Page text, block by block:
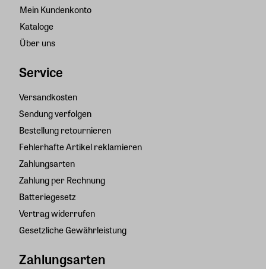
Mein Kundenkonto
Kataloge
Über uns
Service
Versandkosten
Sendung verfolgen
Bestellung retournieren
Fehlerhafte Artikel reklamieren
Zahlungsarten
Zahlung per Rechnung
Batteriegesetz
Vertrag widerrufen
Gesetzliche Gewährleistung
Zahlungsarten